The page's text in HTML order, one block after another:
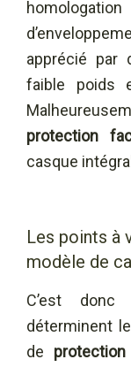
apprécié par
faible poids
protection
casque
Les points à
modèle de
C’est donc
déterminent
de protection